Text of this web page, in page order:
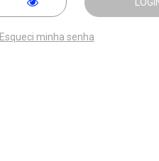
Esqueci minha senha